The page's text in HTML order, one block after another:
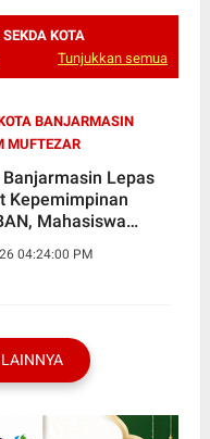
SEKDA KOTA
Tunjukkan semua
BANJARMASIN
MUFTEZAR
Banjarmasin Lepas
Kepemimpinan
Mahasiswa
04:24:00 PM